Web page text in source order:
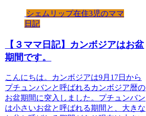
シェムリップ在住3児のママ
日記
【３ママ日記】カンボジアはお盆
期間です。
こんにちは。カンボジアは9月17日から
プチュンバンと呼ばれるカンボジア暦の
お盆期間に突入しました。プチュンバン
は小さいお盆と呼ばれる期間と、大きな